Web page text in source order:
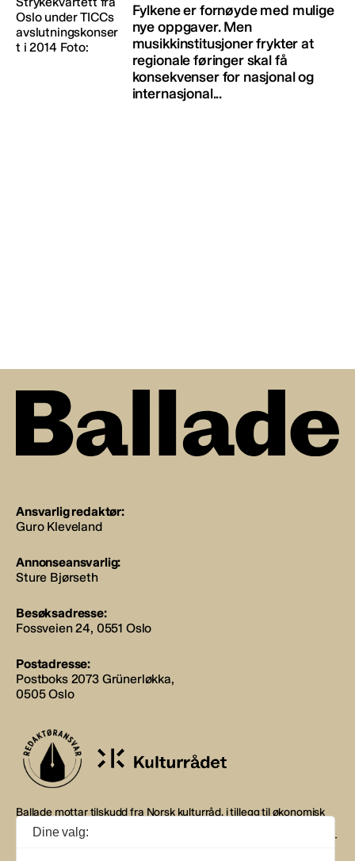
Fylkene er fornøyde med mulige
nye oppgaver. Men
musikkinstitusjoner frykter at
regionale føringer skal få
konsekvenser for nasjonal og
internasjonal...
Ansvarlig redaktør:
Guro Kleveland
Annonseansvarlig:
Sture Bjørseth
Besøksadresse:
Fossveien 24, 0551 Oslo
Postadresse:
Postboks 2073 Grünerløkka,
0505 Oslo
Ballade mottar tilskudd fra Norsk kulturråd, i tillegg til økonomisk
støtte fra eierne NOPA, Norsk komponistforening og
Musikkforleggerne. Ballade drives etter Redaktør- og Vær Varsom-
Dine valg: